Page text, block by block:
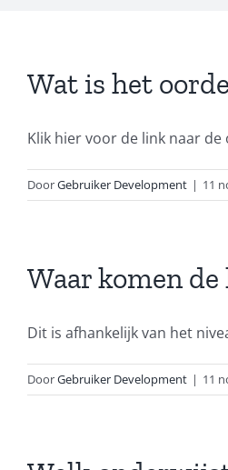
Wat is het
Klik hier voor de link naar
DoorGebruiker Development | 11
Waar komen
Dit is afhankelijk van het
DoorGebruiker Development | 11